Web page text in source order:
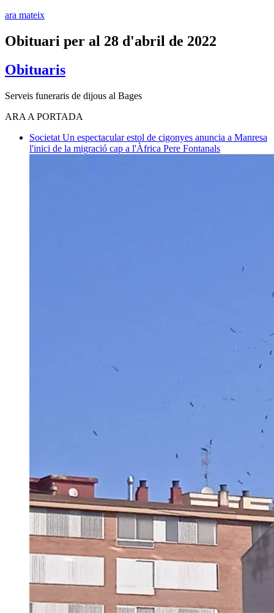
ara mateix
Obituari per al 28 d'abril de 2022
Obituaris
Serveis funeraris de dijous al Bages
ARA A PORTADA
Societat Un espectacular estol de cigonyes anuncia a Manresa
l'inici de la migració cap a l'Àfrica Pere Fontanals